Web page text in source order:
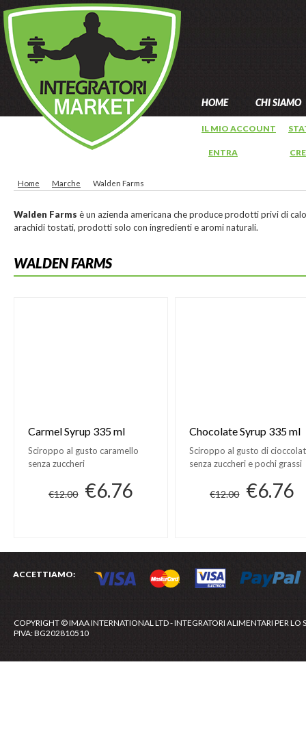
HOME CHI SIAMO
IL MIO ACCOUNT
ENTRA
Home Marche Walden Farms
Walden Farms è un azienda americana che produce prodotti privi di
arachidi tostati, prodotti solo con ingredienti e aromi naturali.
WALDEN FARMS
Carmel Syrup 335 ml
Sciroppo al gusto caramello
senza zuccheri
€12.00 €6.76
Chocolate Syrup 335 ml
Sciroppo al gusto di
senza zuccheri e pochi grassi
€12.00 €6.76
ACCETTIAMO:
COPYRIGHT © IMAA INTERNATIONAL LTD - INTEGRATORI ALIMENTARI PER LO
PIVA: BG202810510